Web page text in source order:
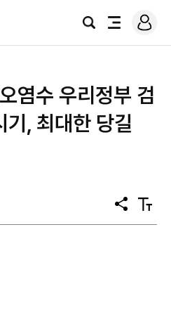
검
전
로
그
염수 우리정부 검
, 최대한 당길
공
유
텍
스